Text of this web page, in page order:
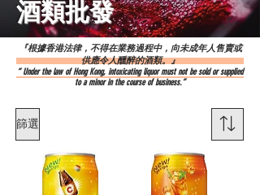
​酒類批發
『根據香港法律，不得在業務過程中，向未成年人售賣或
供應令人醺醉的酒類。』
“ Under the law of Hong Kong, intoxicating liquor must not be sold or supplied
to a minor in the course of business.”
篩選